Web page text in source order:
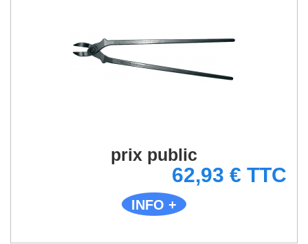
prix public
62,93 € TTC
INFO +